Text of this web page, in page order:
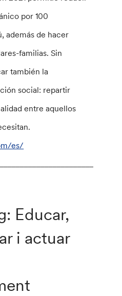
por 100
además de hacer
familias. Sin
también la
social: repartir
entre aquellos
es/
Educar,
i actuar